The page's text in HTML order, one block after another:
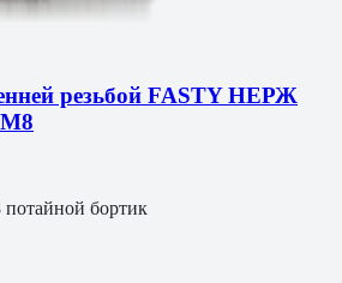
резьбой FASTY НЕРЖ
потайной бортик